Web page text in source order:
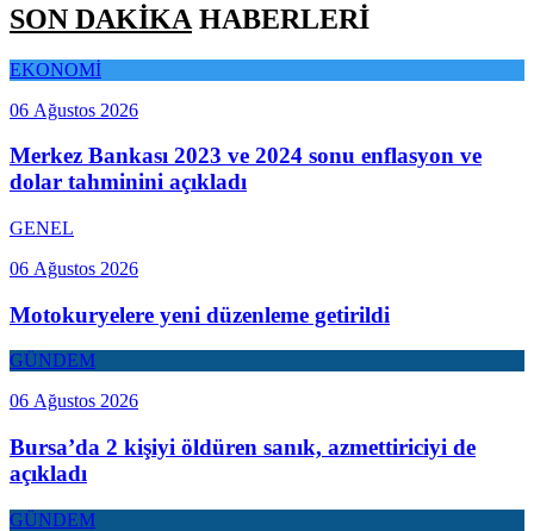
SON DAKİKA HABERLERİ
EKONOMİ
06 Ağustos 2026
Merkez Bankası 2023 ve 2024 sonu enflasyon ve
dolar tahminini açıkladı
GENEL
06 Ağustos 2026
Motokuryelere yeni düzenleme getirildi
GÜNDEM
06 Ağustos 2026
Bursa’da 2 kişiyi öldüren sanık, azmettiriciyi de
açıkladı
GÜNDEM